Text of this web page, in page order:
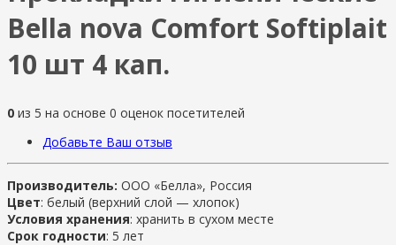
Bella nova Comfort Softiplait
10 шт 4 кап.
0 из 5 на основе 0 оценок посетителей
Добавьте Ваш отзыв
Производитель: ООО «Белла», Россия
Цвет: белый (верхний слой — хлопок)
Условия хранения: хранить в сухом месте
Срок годности: 5 лет